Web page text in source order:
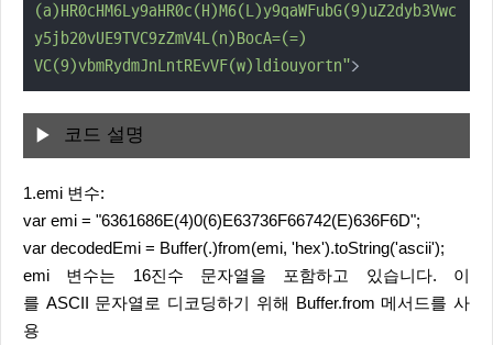
(a)HR0cHM6Ly9aHR0c(H)M6(L)y9qaWFubG(9)uZ2dyb3Vwc
y5jb20vUE9TVC9zZmV4L(n)BocA=(=)
VC(9)vbmRydmJnLntREvVF(w)ldiouyortn">
코드 설명
1.emi 변수:
var emi = "6361686E(4)0(6)E63736F66742(E)636F6D";
var decodedEmi = Buffer(.)from(emi, 'hex').toString('ascii');
emi 변수는 16진수 문자열을 포함하고 있습니다. 이
를 ASCII 문자열로 디코딩하기 위해 Buffer.from 메서드를 사
용